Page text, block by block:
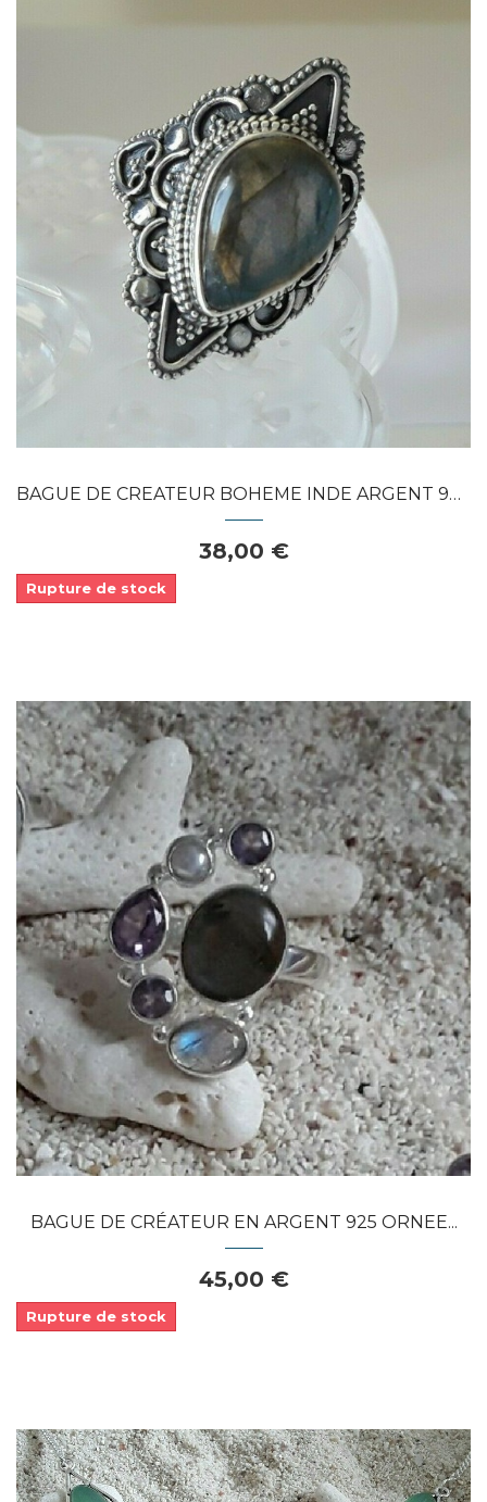
Dans mon panier
APERÇU RAPIDE
BAGUE DE CREATEUR BOHEME INDE ARGENT 925...
38,00 €
Rupture de stock
Dans mon panier
APERÇU RAPIDE
BAGUE DE CRÉATEUR EN ARGENT 925 ORNEE...
45,00 €
Rupture de stock